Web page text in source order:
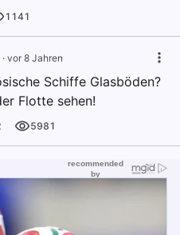
1141
· vor 8 Jahren
Schiffe Glasböden?
Flotte sehen!
5981